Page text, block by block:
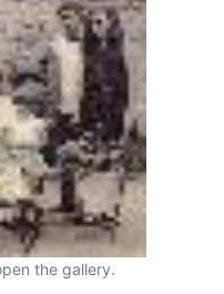
the gallery.